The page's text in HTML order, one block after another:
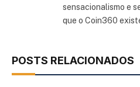
sensacionalismo e
que o Coin360
POSTS RELACIONADOS